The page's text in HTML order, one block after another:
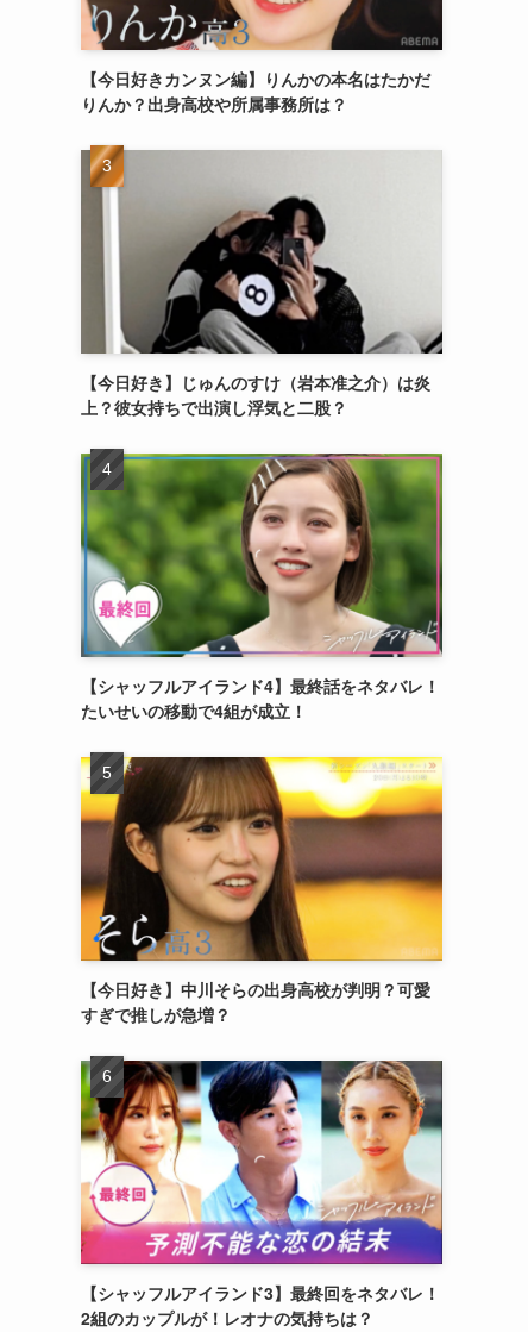
【今日好きカンヌン編】りんかの本名はたかだ
りんか？出身高校や所属事務所は？
【今日好き】じゅんのすけ（岩本准之介）は炎
上？彼女持ちで出演し浮気と二股？
【シャッフルアイランド4】最終話をネタバレ！
たいせいの移動で4組が成立！
【今日好き】中川そらの出身高校が判明？可愛
すぎで推しが急増？
【シャッフルアイランド3】最終回をネタバレ！
2組のカップルが！レオナの気持ちは？